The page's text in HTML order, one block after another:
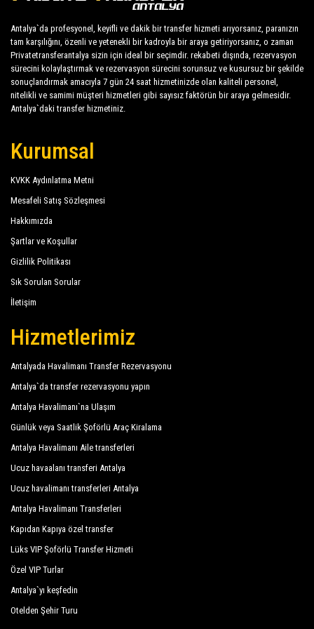
transfer, Göynük'daki Antalya otellerine çift yönlü
transferler, Göynük kapıdan kapıya transferler,
Göynük'dan veya Göynük'ya alışveriş turları, Göynük
çevresindeki tarihi merkezde kişiye özel turlar ve
Göynük'da önemli turistik bölgelerde kişiye özel
tasarım hem de mekanik olarak kusursuz, en iyi
arabalardan oluşan bir araç filosuna sahip. Sedanlar,
minivanlar ve minibüsler, 1 ila 54 kişilik
gereksinimleri karşılar. Düzenli olarak kontrol edilen
öncelikli olmak üzere kendi periyodik
değerlendirmelerimize tabi tutulur.
İmperial Sunland Resort Spa
Kromer Garden Hotel
Larissa Hotel Beldibi
Larissa Park Hotel
Magic Sun Hotel
Marin Hotel
Matiate Park Hotel
Navy Blue Stars Hotel
Onkel Hotels Beldibi Resort
Özer Park Hotel
Paloma Foresta Resort
Rios Beach Hotel
Rixos Beldibi
Rixos Sungate
Selçukhan Hotel
Sönmez Garden Hotel
Antalya`da profesyonel, keyifli ve dakik bir transfer hizmeti arıyorsanız, paranızın
tam karşılığını, özenli ve yetenekli bir kadroyla bir araya getiriyorsanız, o zaman
Privatetransferantalya sizin için ideal bir seçimdir. rekabeti dışında, rezervasyon
sürecini kolaylaştırmak ve rezervasyon sürecini sorunsuz ve kusursuz bir şekilde
sonuçlandırmak amacıyla 7 gün 24 saat hizmetinizde olan kaliteli personel,
nitelikli ve samimi müşteri hizmetleri gibi sayısız faktörün bir araya gelmesidir.
Antalya`daki transfer hizmetiniz.
Kurumsal
KVKK Aydınlatma Metni
Mesafeli Satış Sözleşmesi
Hakkımızda
Şartlar ve Koşullar
Gizlilik Politikası
Sık Sorulan Sorular
İletişim
Hizmetlerimiz
Antalyada Havalimanı Transfer Rezervasyonu
Antalya`da transfer rezervasyonu yapın
Antalya Havalimanı`na Ulaşım
Günlük veya Saatlik Şoförlü Araç Kiralama
Antalya Havalimanı Aile transferleri
Ucuz havaalanı transferi Antalya
Ucuz havalimanı transferleri Antalya
Antalya Havalimanı Transferleri
Kapıdan Kapıya özel transfer
Lüks VIP Şoförlü Transfer Hizmeti
Özel VIP Turlar
Antalya`yı keşfedin
Otelden Şehir Turu